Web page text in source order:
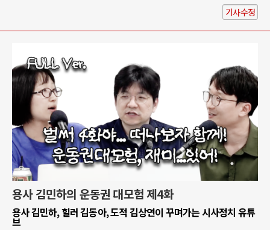
기사수정
용사 김민하의 운동권 대모험 제4화
용사 김민하, 힐러 김동아, 도적 김상연이 꾸며가는 시사정치 유튜
브